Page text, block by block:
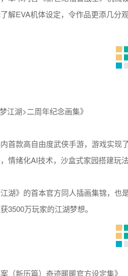
解EVA机体设定，令作品更添几分观
江湖>二周年纪念画集》
内首款高自由度武侠手游，游戏实
情绪化AI技术，沙盒式家园搭建玩
湖》的首本官方同人插画集锦，
3500万玩家的江湖梦想。
（新历篇）奇迹暖暖官方设定集》